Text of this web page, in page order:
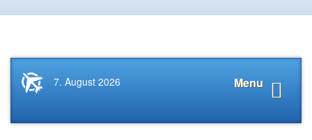
Startseite
News.Tourismus.com
Menu
7. August 2026